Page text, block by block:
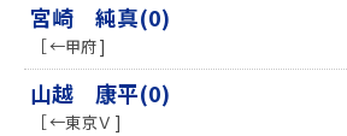
宮崎 純真(0)
［ ←甲府 ]
山越 康平(0)
［ ←東京Ｖ ]